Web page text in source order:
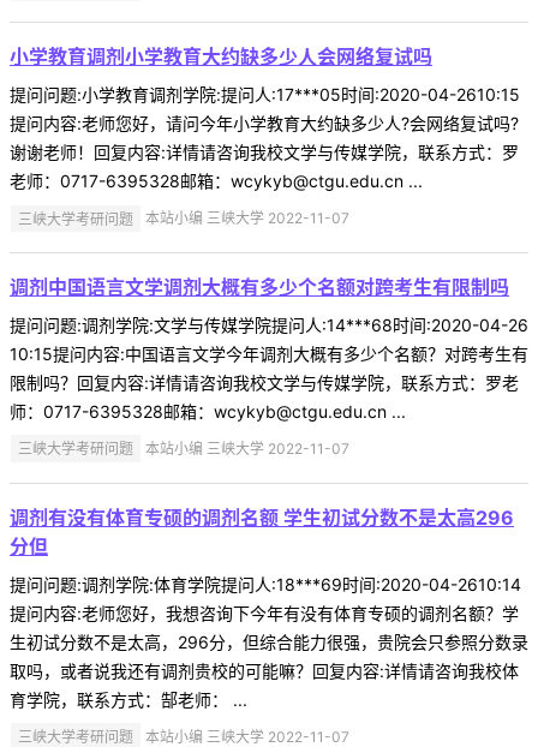
小学教育调剂小学教育大约缺多少人会网络复试吗
提问问题:小学教育调剂学院:提问人:17***05时间:2020-04-2610:15
提问内容:老师您好，请问今年小学教育大约缺多少人?会网络复试吗?
谢谢老师！回复内容:详情请咨询我校文学与传媒学院，联系方式：罗
老师：0717-6395328邮箱：wcykyb@ctgu.edu.cn ...
三峡大学考研问题 本站小编 三峡大学 2022-11-07
调剂中国语言文学调剂大概有多少个名额对跨考生有限制吗
提问问题:调剂学院:文学与传媒学院提问人:14***68时间:2020-04-26
10:15提问内容:中国语言文学今年调剂大概有多少个名额？对跨考生有
限制吗？回复内容:详情请咨询我校文学与传媒学院，联系方式：罗老
师：0717-6395328邮箱：wcykyb@ctgu.edu.cn ...
三峡大学考研问题 本站小编 三峡大学 2022-11-07
调剂有没有体育专硕的调剂名额 学生初试分数不是太高296
分但
提问问题:调剂学院:体育学院提问人:18***69时间:2020-04-2610:14
提问内容:老师您好，我想咨询下今年有没有体育专硕的调剂名额？学
生初试分数不是太高，296分，但综合能力很强，贵院会只参照分数录
取吗，或者说我还有调剂贵校的可能嘛？回复内容:详情请咨询我校体
育学院，联系方式：郜老师： ...
三峡大学考研问题 本站小编 三峡大学 2022-11-07